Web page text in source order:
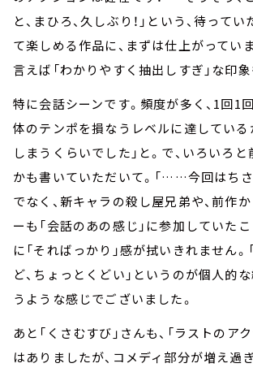
と、まひろ、久しぶり！」という、待って
て楽しめる作品に、まずは仕上がってい
言えば「わかりやすく抽出しすぎ」な印象
特に会話シーンです。頻度が多く、1回1
体のテンポを損なうレベルに達している
しまうくらいでした」と。で、いろいろ
かも書いていただいて。「……今回はちさ
でなく、新キャラの殺し屋兄弟や、前作
ーも「会話のあの感じ」に参加していた
に「そればっかり」感が拭いきれません。
ど、ちょっとくどい」というのが個人的
うような感じでございました。
あと「くさむすび」さんも、「ラストのア
はありましたが、コメディ部分が増え過